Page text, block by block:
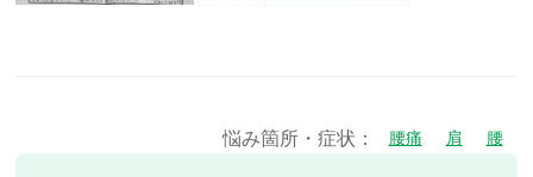
悩み箇所・症状： 腰痛 肩 腰